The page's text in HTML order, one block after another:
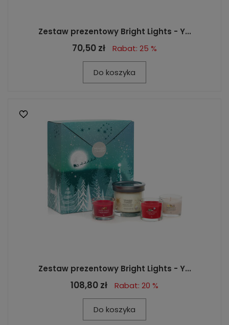
Zestaw prezentowy Bright Lights - Y...
70,50 zł Rabat: 25 %
Do koszyka
Zestaw prezentowy Bright Lights - Y...
108,80 zł Rabat: 20 %
Do koszyka